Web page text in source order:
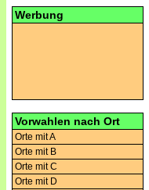
Werbung
Vorwahlen nach Ort
Orte mit A
Orte mit B
Orte mit C
Orte mit D